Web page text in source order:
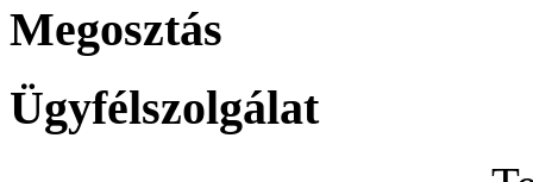
Megosztás
Ügyfélszolgálat